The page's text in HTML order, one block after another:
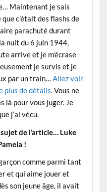
Maintenant je sais
c’était des flashs de
parachuté durant
nuit du 6 juin 1944,
arrive et je m’écrase
je survis et je
par un train… Allez voir
plus de détails. Vous ne
là pour vous juger. Je
j’ai vécu.
de l’article… Luke
!
comme parmi tant
et qui aime jouer et
son jeune âge, il avait